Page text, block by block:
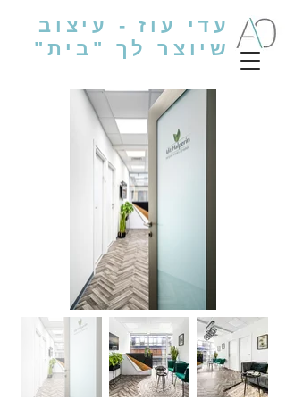
עדי עוז - עיצוב
שיוצר לך "בית"